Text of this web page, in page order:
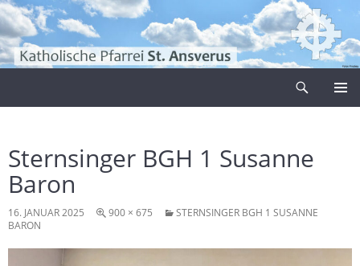
Zum
Inhalt
springen
Sternsinger BGH 1 Susanne
Baron
16. JANUAR 2025 900 × 675
STERNSINGER BGH 1 SUSANNE
BARON